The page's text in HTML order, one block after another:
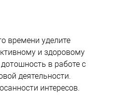
времени уделите
и здоровому
в работе с
деятельности.
интересов.